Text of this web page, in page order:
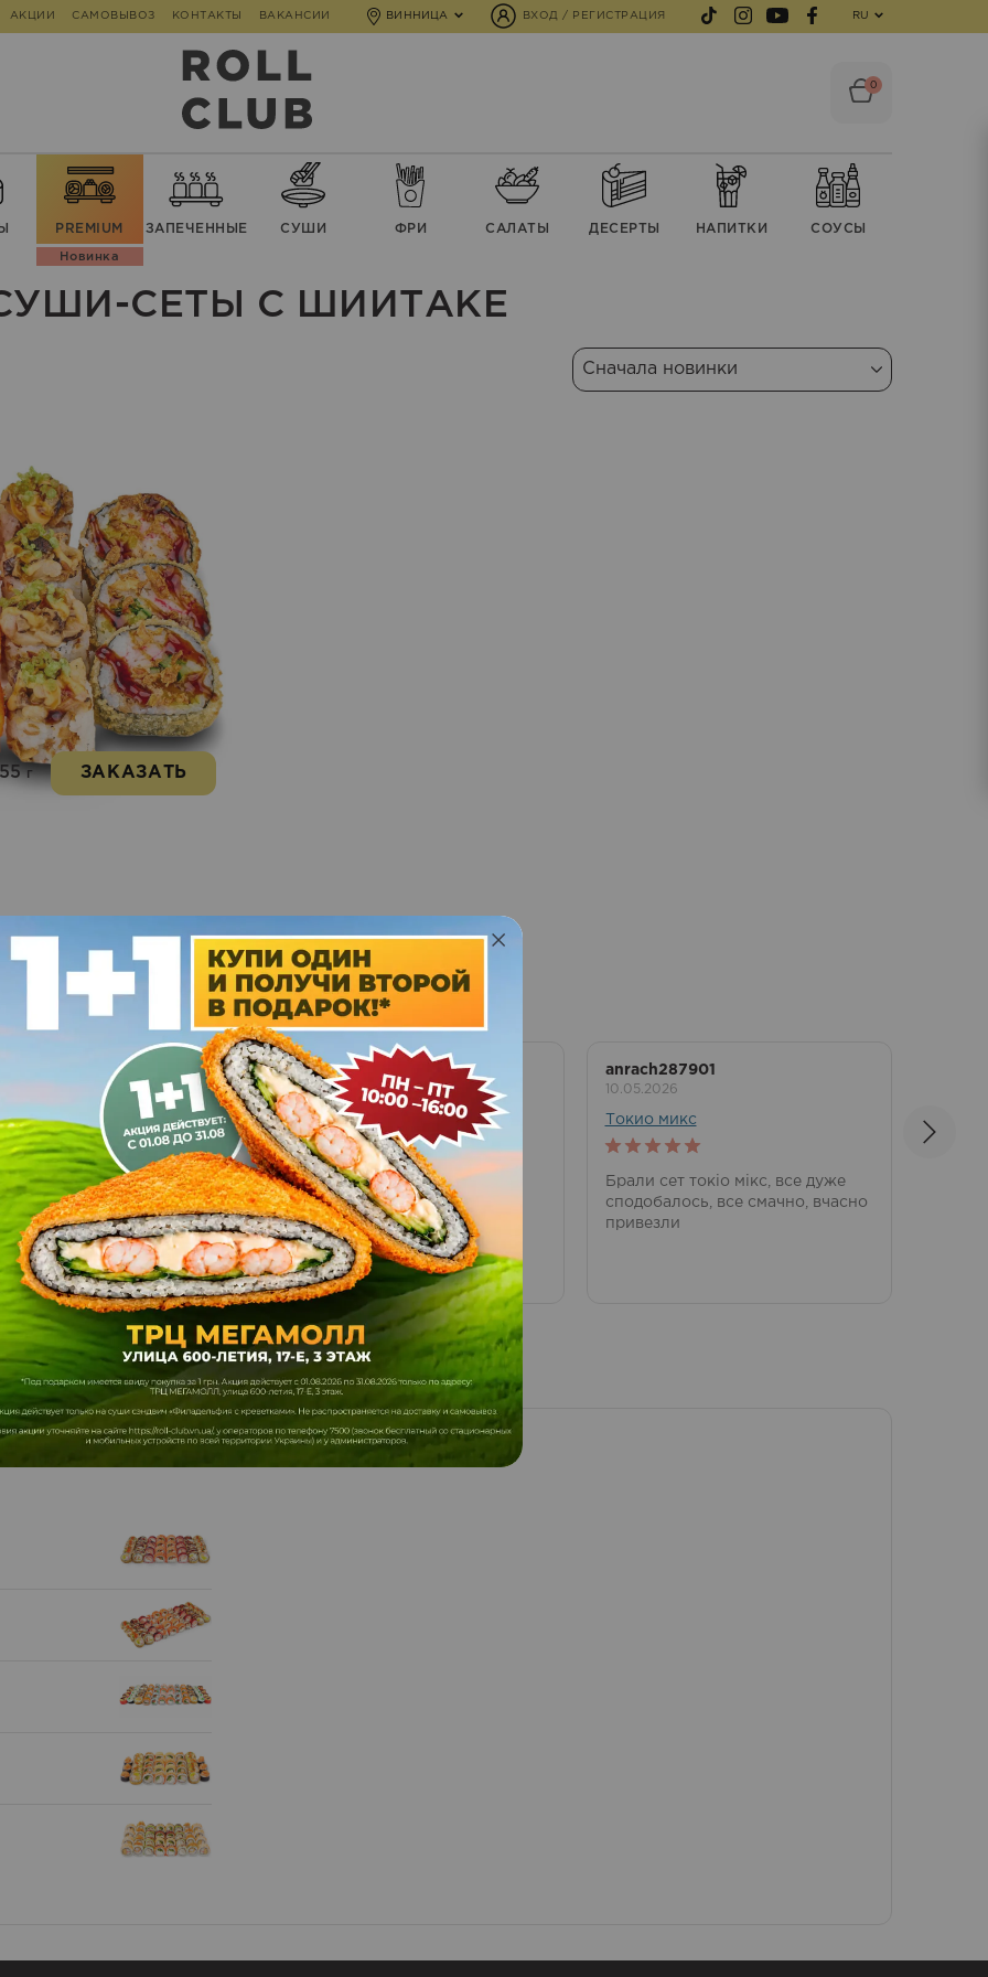
АКЦИИ САМОВЫВОЗ КОНТАКТЫ ВАКАНСИИ ВИННИЦА ВХОД / РЕГИСТРАЦИЯ RU
0
PREMIUM
Новинка
ЗАПЕЧЕННЫЕ СУШИ ФРИ CАЛАТЫ ДЕСЕРТЫ НАПИТКИ СОУСЫ
СЕТЫ С ШИИТАКЕ
г ЗАКАЗАТЬ
четверка
5
Альбіна
20.06.2026
Выгодная четверка
5out of 5
Дуже смачно рекомендую усім
anrach287901
10.05.2026
Токио микс
5out of 5
Брали сет токіо мікс, все дуже
сподобалось, все смачно, вчасно
привезли